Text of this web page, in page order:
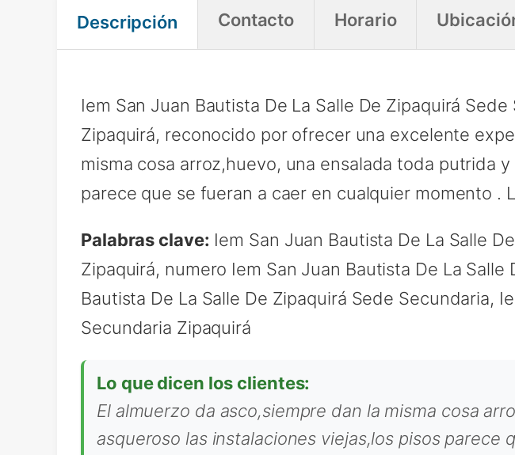
Descripción Contacto Horario
Iem San Juan Bautista De La Salle De Zipaquirá
Zipaquirá, reconocido por ofrecer una excelente
misma cosa arroz,huevo, una ensalada toda putrida
parece que se fueran a caer en cualquier momento .
Palabras clave: Iem San Juan Bautista De La Salle
Zipaquirá, numero Iem San Juan Bautista De La
Bautista De La Salle De Zipaquirá Sede Secundaria,
Secundaria Zipaquirá
Lo que dicen los clientes:
El almuerzo da asco,siempre dan la misma cosa
asqueroso las instalaciones viejas,los pisos